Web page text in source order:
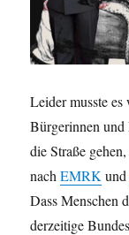
Leider musste
Bürgerinnen und
die Straße
nachEMRK
Dass Menschen
derzeitige